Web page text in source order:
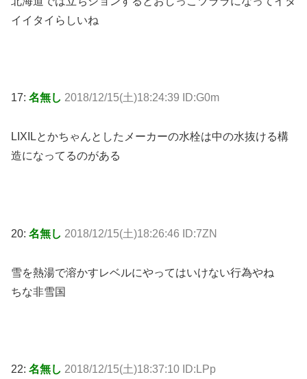
イイタイらしいね
17: 名無し 2018/12/15(土)18:24:39 ID:G0m
LIXILとかちゃんとしたメーカーの水栓は中の水抜ける構
造になってるのがある
20: 名無し 2018/12/15(土)18:26:46 ID:7ZN
雪を熱湯で溶かすレベルにやってはいけない行為やね
ちな非雪国
22: 名無し 2018/12/15(土)18:37:10 ID:LPp